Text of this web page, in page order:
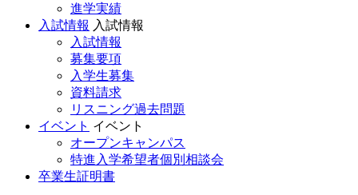
進学実績
入試情報 入試情報
入試情報
募集要項
入学生募集
資料請求
リスニング過去問題
イベント イベント
オープンキャンパス
特進入学希望者個別相談会
卒業生証明書